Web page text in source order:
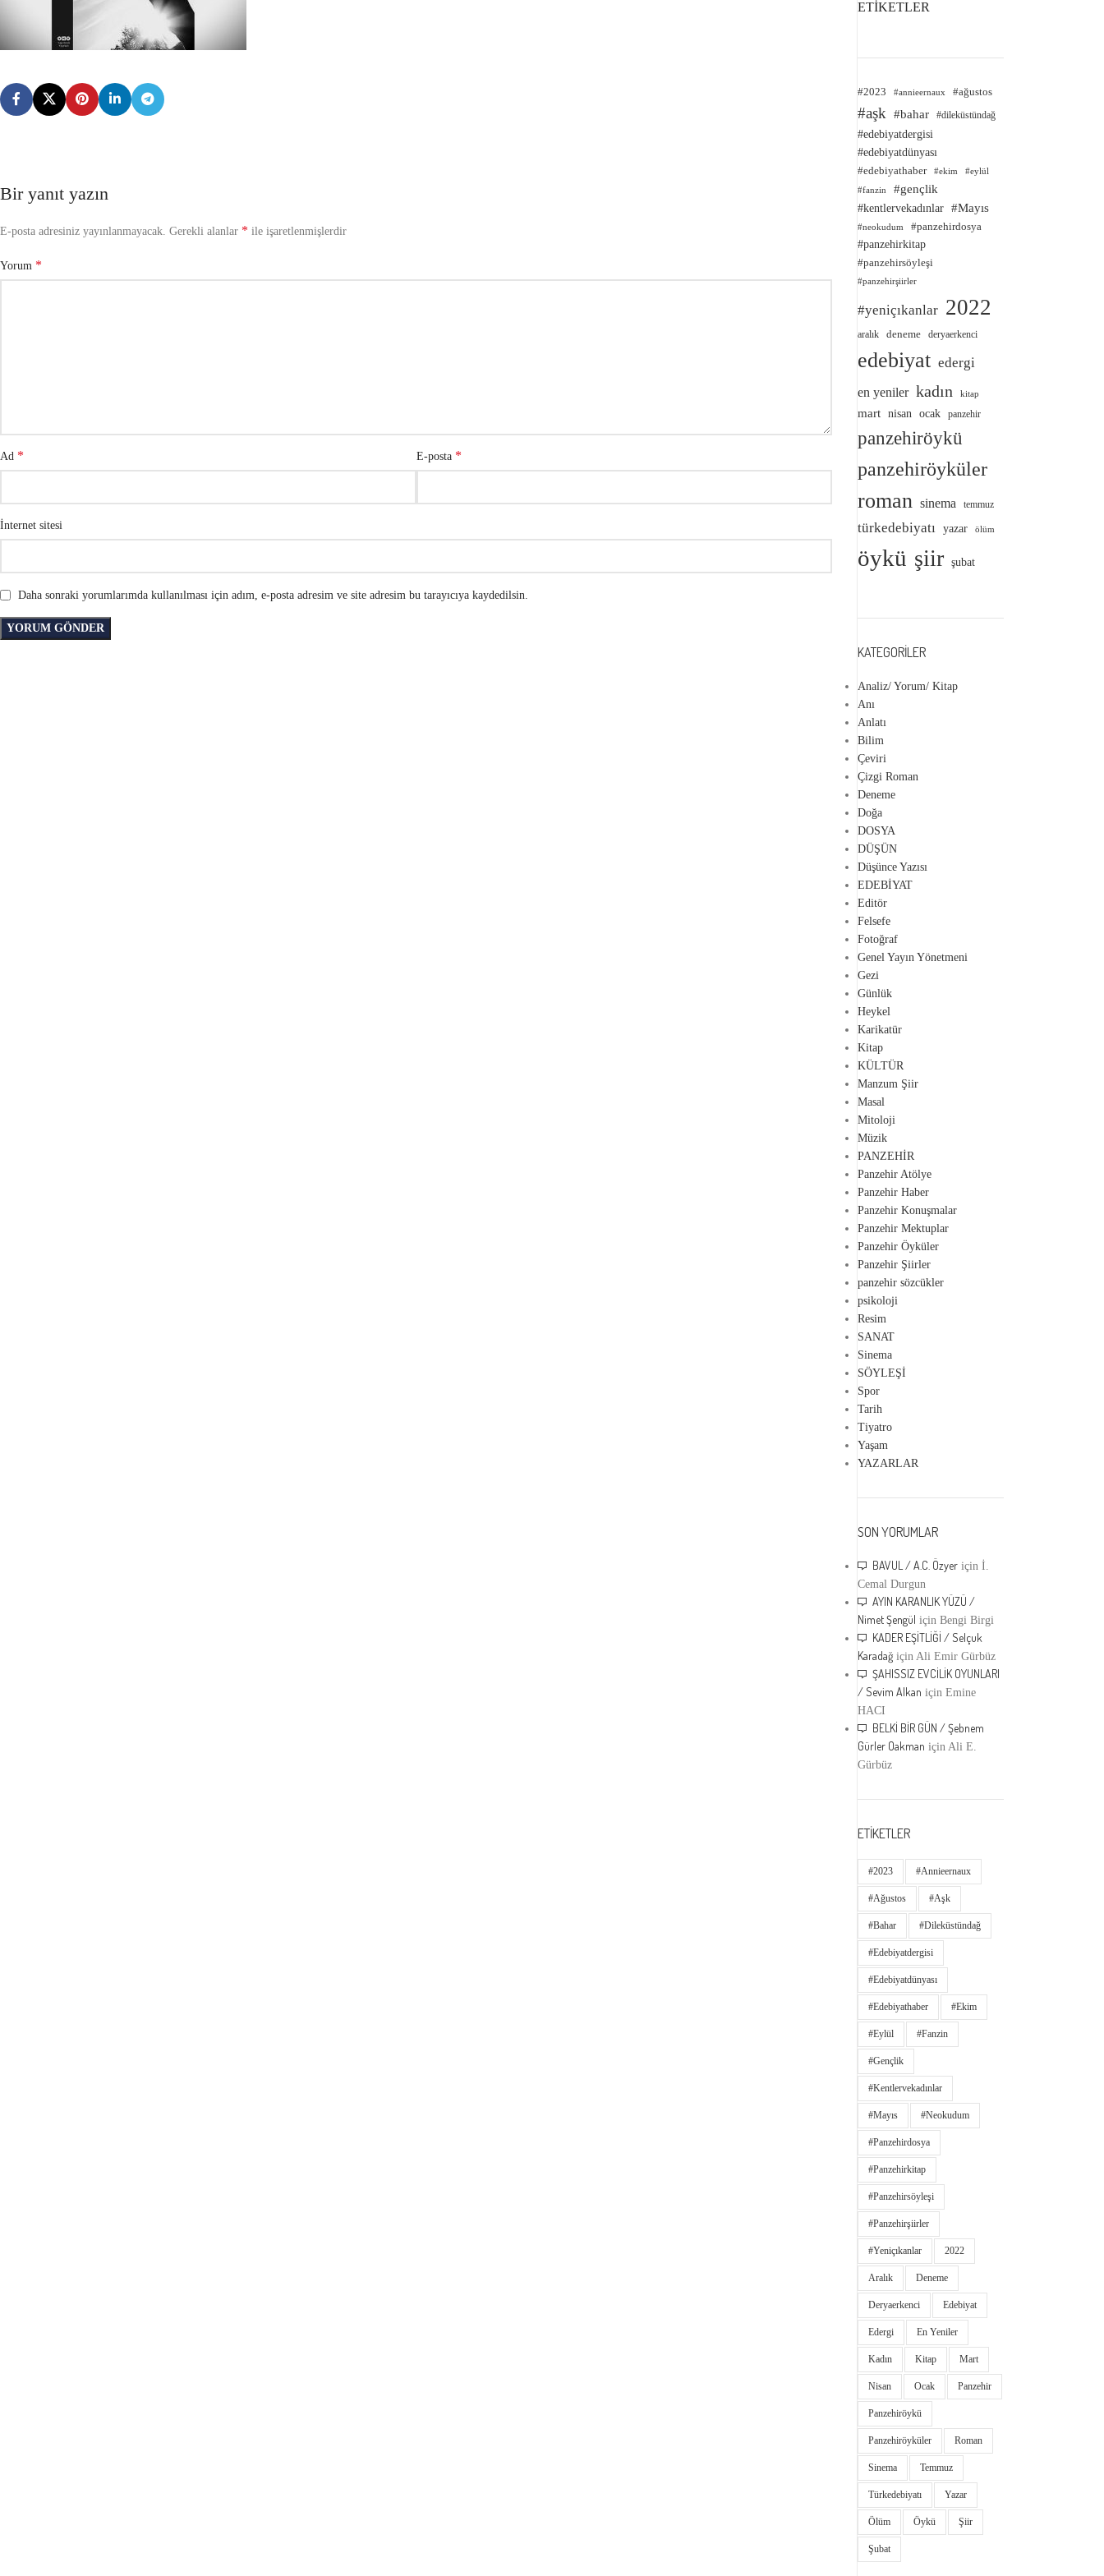
Bir yanıt yazın
E-posta adresiniz yayınlanmayacak. Gerekli alanlar * ile işaretlenmişlerdir
Yorum *
Ad * E-posta *
İnternet sitesi
Daha sonraki yorumlarımda kullanılması için adım, e-posta adresim ve site adresim bu tarayıcıya kaydedilsin.
ETİKETLER
#2023 #annieernaux #ağustos
#aşk #bahar #dileküstündağ
#edebiyatdergisi
#edebiyatdünyası
#edebiyathaber #ekim #eylül
#fanzin
#gençlik
#kentlervekadınlar #Mayıs
#neokudum
#panzehirdosya
#panzehirkitap
#panzehirsöyleşi
#panzehirşiirler
#yeniçıkanlar 2022
aralık deneme deryaerkenci
edebiyat edergi
en yeniler kadın kitap
mart nisan ocak panzehir
panzehiröykü
panzehiröyküler
roman sinema temmuz
türkedebiyatı yazar ölüm
öykü şiir şubat
KATEGORILER
Analiz/ Yorum/ Kitap
Anı
Anlatı
Bilim
Çeviri
Çizgi Roman
Deneme
Doğa
DOSYA
DÜŞÜN
Düşünce Yazısı
EDEBİYAT
Editör
Felsefe
Fotoğraf
Genel Yayın Yönetmeni
Gezi
Günlük
Heykel
Karikatür
Kitap
KÜLTÜR
Manzum Şiir
Masal
Mitoloji
Müzik
PANZEHİR
Panzehir Atölye
Panzehir Haber
Panzehir Konuşmalar
Panzehir Mektuplar
Panzehir Öyküler
Panzehir Şiirler
panzehir sözcükler
psikoloji
Resim
SANAT
Sinema
SÖYLEŞİ
Spor
Tarih
Tiyatro
Yaşam
YAZARLAR
SON YORUMLAR
BAVUL / A.C. Özyer içinİ.
Cemal Durgun
AYIN KARANLIK YÜZÜ /
Nimet Şengül içinBengi Birgi
KADER EŞİTLİĞİ / Selçuk
Karadağ içinAli Emir Gürbüz
ŞAHISSIZ EVCİLİK OYUNLARI
/ Sevim Alkan içinEmine
HACI
BELKİ BİR GÜN / Şebnem
Gürler Oakman içinAli E.
Gürbüz
ETİKETLER
#2023 #annieernaux
#ağustos #aşk
#bahar #dileküstündağ
#edebiyatdergisi
#edebiyatdünyası
#edebiyathaber #ekim
#eylül #fanzin
#gençlik
#kentlervekadınlar
#Mayıs #neokudum
#panzehirdosya
#panzehirkitap
#panzehirsöyleşi
#panzehirşiirler
#yeniçıkanlar 2022
Aralık Deneme
Deryaerkenci Edebiyat
Edergi En Yeniler
Kadın Kitap Mart
Nisan Ocak Panzehir
Panzehiröykü
Panzehiröyküler Roman
Sinema Temmuz
Türkedebiyatı Yazar
Ölüm Öykü Şiir
Şubat